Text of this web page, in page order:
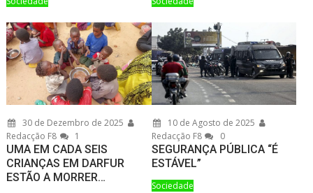
30 de Dezembro de 2025
Redacção F8
1
UMA EM CADA SEIS
CRIANÇAS EM DARFUR
ESTÃO A MORRER…
10 de Agosto de 2025
Redacção F8
0
SEGURANÇA PÚBLICA “É
ESTÁVEL”
Sociedade